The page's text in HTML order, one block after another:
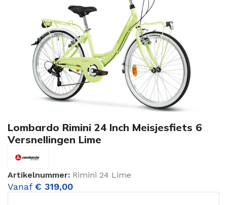
Lombardo Rimini 24 Inch Meisjesfiets 6
Versnellingen Lime
Artikelnummer: Rimini 24 Lime
Vanaf € 319,00